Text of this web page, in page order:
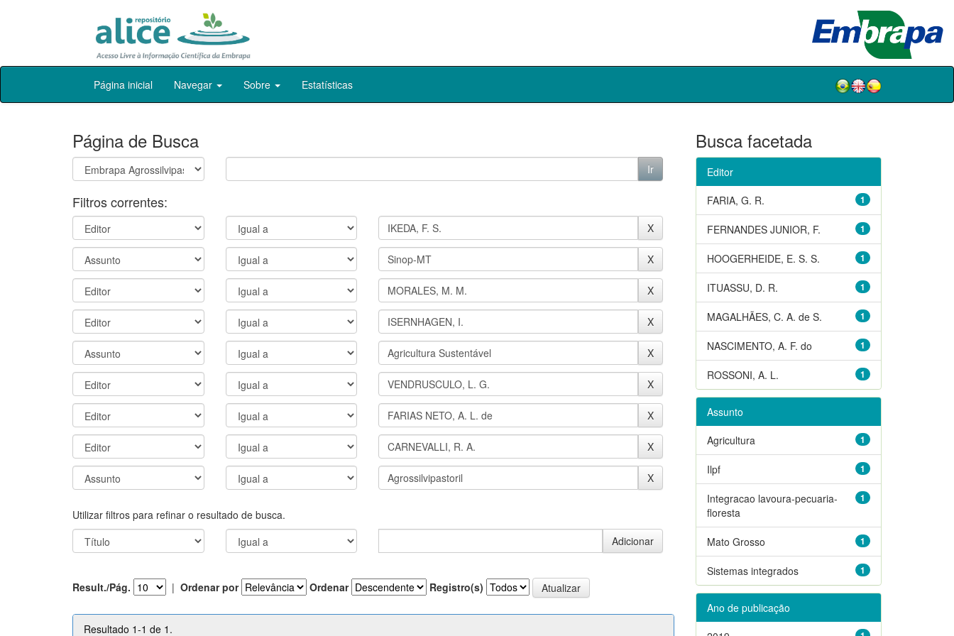
Skip
Página inicial Navegar Sobre Estatísticas
Página de Busca
Filtros correntes:
Utilizar filtros para refinar o resultado de busca.
Result./Pág. | Ordenar por Ordenar Registro(s)
Resultado 1-1 de 1.
Busca facetada
Editor
1
FARIA, G. R.
1
FERNANDES JUNIOR, F.
1
HOOGERHEIDE, E. S. S.
1
ITUASSU, D. R.
1
MAGALHÃES, C. A. de S.
1
NASCIMENTO, A. F. do
1
ROSSONI, A. L.
Assunto
1
Agricultura
1
Ilpf
1
Integracao lavoura-pecuaria-
floresta
1
Mato Grosso
1
Sistemas integrados
Ano de publicação